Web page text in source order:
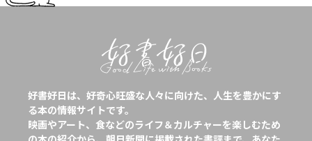
好書好日は、好奇心旺盛な人々に向けた、人生を豊かにす
る本の情報サイトです。
映画やアート、食などのライフ＆カルチャーを楽しむため